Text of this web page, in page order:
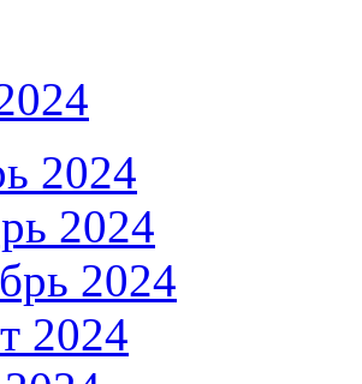
2024
2024
2024
2024